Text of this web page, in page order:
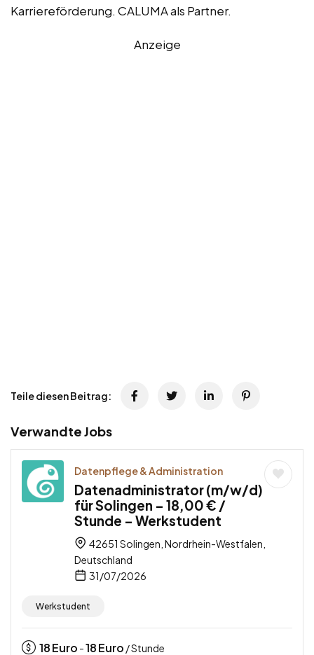
Karriereförderung. CALUMA als Partner.
Anzeige
Teile diesen Beitrag:
Verwandte Jobs
Datenpflege & Administration
Datenadministrator (m/w/d)
für Solingen – 18,00 € /
Stunde – Werkstudent
42651 Solingen, Nordrhein-Westfalen,
Deutschland
31/07/2026
Werkstudent
18Euro -18Euro / Stunde